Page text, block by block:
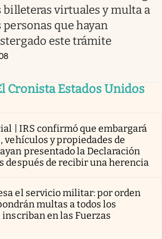
billeteras virtuales y multa a
personas que hayan
este trámite
Cronista Estados Unidos
| IRS confirmó que embargará
vehículos y propiedades de
presentado la Declaración
después de recibir una herencia
el servicio militar: por orden
multas a todos los
inscriban en las Fuerzas